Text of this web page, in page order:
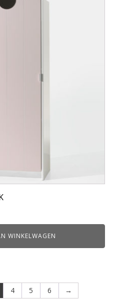
WINKELWAGEN
4 5 6 →